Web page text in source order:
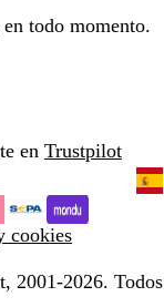
en todo momento.
en Trustpilot
cookies
2001-2026. Todos